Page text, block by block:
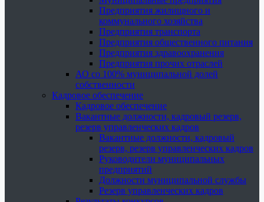
Предприятия жилищного и
коммунального хозяйства
Предприятия транспорта
Предприятия общественного питания
Предприятия здравоохранения
Предприятия прочих отраслей
АО со 100% муниципальной долей
собственности
Кадровое обеспечение
Кадровое обеспечение
Вакантные должности, кадровый резерв,
резерв управленческих кадров
Вакантные должности, кадровый
резерв, резерв управленческих кадров
Руководители муниципальных
предприятий
Должности муниципальной службы
Резерв управленческих кадров